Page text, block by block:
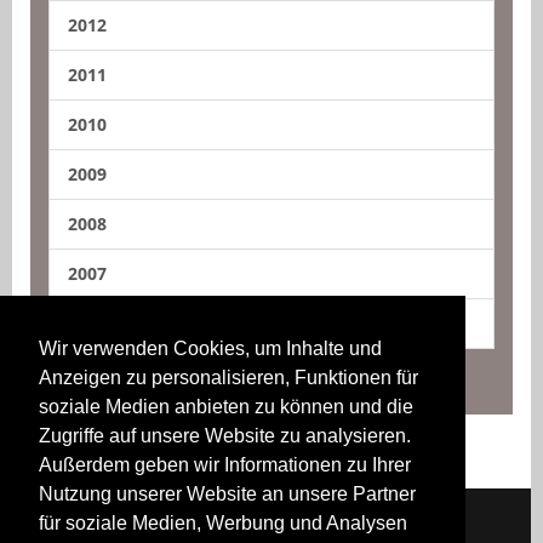
Wir verwenden Cookies, um Inhalte und
Anzeigen zu personalisieren, Funktionen für
soziale Medien anbieten zu können und die
Zugriffe auf unsere Website zu analysieren.
Außerdem geben wir Informationen zu Ihrer
Nutzung unserer Website an unsere Partner
für soziale Medien, Werbung und Analysen
2012
2011
2010
2009
2008
2007